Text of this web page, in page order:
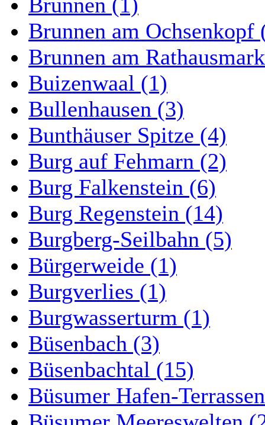
Brunnen am Ochsenkopf
Brunnen am
Buizenwaal (1)
Bullenhausen (3)
Bunthäuser Spitze (4)
Burg auf Fehmarn (2)
Burg Falkenstein (6)
Burg Regenstein (14)
Burgberg-Seilbahn (5)
Bürgerweide (1)
Burgverlies (1)
Burgwasserturm (1)
Büsenbach (3)
Büsenbachtal (15)
Büsumer Hafen-